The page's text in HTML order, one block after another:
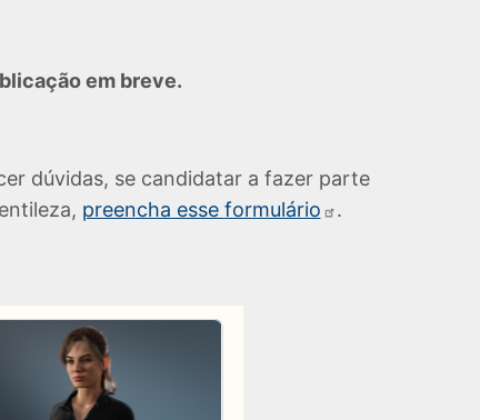
em breve.
dúvidas, se candidatar a fazer parte
preencha esse formulário .